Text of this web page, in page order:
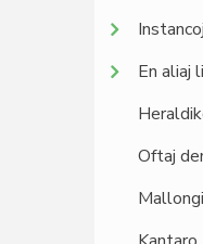
Instancoj
En aliaj
Oftaj